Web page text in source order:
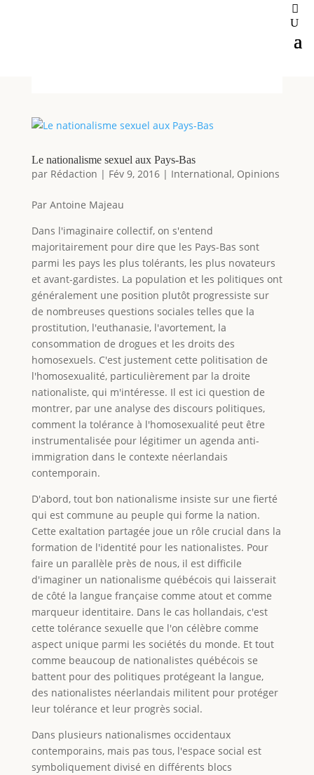
Le nationalisme sexuel aux Pays-Bas
par Rédaction | Fév 9, 2016| International, Opinions
Par Antoine Majeau
Dans l'imaginaire collectif, on s'entend
majoritairement pour dire que les Pays-Bas sont
parmi les pays les plus tolérants, les plus novateurs
et avant-gardistes. La population et les politiques ont
généralement une position plutôt progressiste sur
de nombreuses questions sociales telles que la
prostitution, l'euthanasie, l'avortement, la
consommation de drogues et les droits des
homosexuels. C'est justement cette politisation de
l'homosexualité, particulièrement par la droite
nationaliste, qui m'intéresse. Il est ici question de
montrer, par une analyse des discours politiques,
comment la tolérance à l'homosexualité peut être
instrumentalisée pour légitimer un agenda anti-
immigration dans le contexte néerlandais
contemporain.
D'abord, tout bon nationalisme insiste sur une fierté
qui est commune au peuple qui forme la nation.
Cette exaltation partagée joue un rôle crucial dans la
formation de l'identité pour les nationalistes. Pour
faire un parallèle près de nous, il est difficile
d'imaginer un nationalisme québécois qui laisserait
de côté la langue française comme atout et comme
marqueur identitaire. Dans le cas hollandais, c'est
cette tolérance sexuelle que l'on célèbre comme
aspect unique parmi les sociétés du monde. Et tout
comme beaucoup de nationalistes québécois se
battent pour des politiques protégeant la langue,
des nationalistes néerlandais militent pour protéger
leur tolérance et leur progrès social.
Dans plusieurs nationalismes occidentaux
contemporains, mais pas tous, l'espace social est
symboliquement divisé en différents blocs